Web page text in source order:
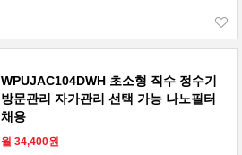
WPUJAC104DWH 초소형 직수 정수기
방문관리 자가관리 선택 가능 나노필터
채용
월 34,400원